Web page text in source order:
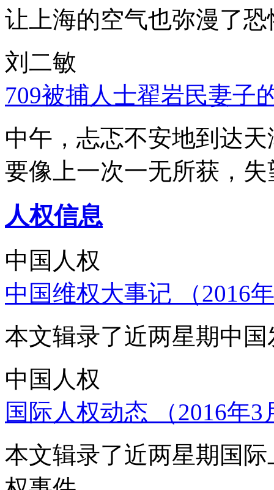
让上海的空气也弥漫了
刘二敏
709被捕人士翟岩民妻子
中午，忐忑不安地到达
要像上一次一无所获，
人权信息
中国人权
中国维权大事记 （2016
本文辑录了近两星期中
中国人权
国际人权动态 （2016年
本文辑录了近两星期国